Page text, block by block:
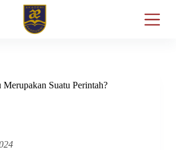
Suatu Perintah?